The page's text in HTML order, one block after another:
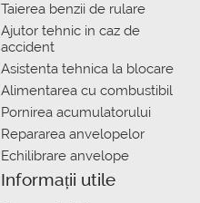
Taierea benzii de rulare
Ajutor tehnic in caz de
accident
Asistenta tehnica la blocare
Alimentarea cu combustibil
Pornirea acumulatorului
Repararea anvelopelor
Echilibrare anvelope
Informații utile